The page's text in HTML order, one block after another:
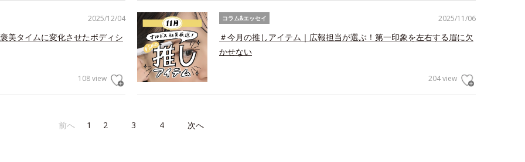
2025/12/04
美タイムに変化させたボディシ
108 view
2025/11/06
コラム&エッセイ
＃今月の推しアイテム｜広報担当が選ぶ！第一印象を左右する眉に欠
かせない
204 view
前へ 1 2 3 4 次へ